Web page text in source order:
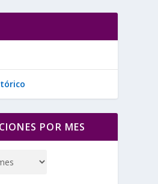
POR MES